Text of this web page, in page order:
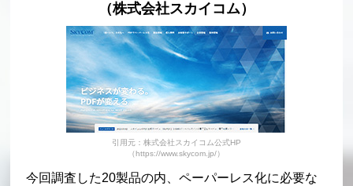
（株式会社スカイコム）
引用元：株式会社スカイコム公式HP
（https://www.skycom.jp/）
今回調査した20製品の内、ペーパーレス化に必要な